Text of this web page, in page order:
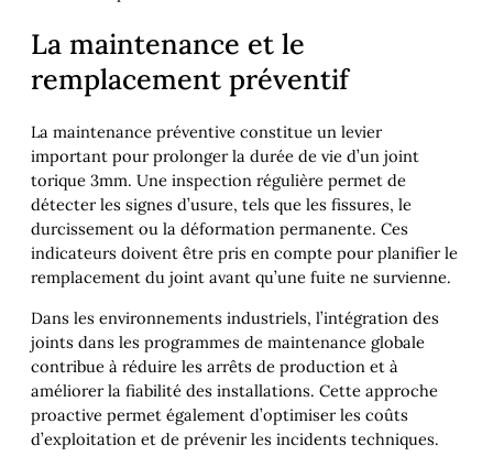
La maintenance et le
remplacement préventif
La maintenance préventive constitue un levier
important pour prolonger la durée de vie d’un joint
torique 3mm. Une inspection régulière permet de
détecter les signes d’usure, tels que les fissures, le
durcissement ou la déformation permanente. Ces
indicateurs doivent être pris en compte pour planifier le
remplacement du joint avant qu’une fuite ne survienne.
Dans les environnements industriels, l’intégration des
joints dans les programmes de maintenance globale
contribue à réduire les arrêts de production et à
améliorer la fiabilité des installations. Cette approche
proactive permet également d’optimiser les coûts
d’exploitation et de prévenir les incidents techniques.